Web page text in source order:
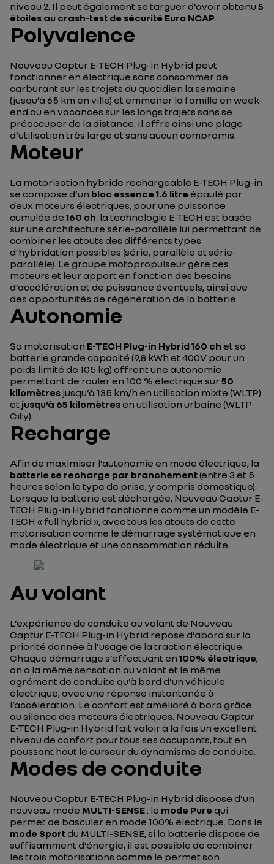
niveau 2. Il peut également se targuer d’avoir obtenu 5
étoiles au crash-test de sécurité Euro NCAP.
Polyvalence
Nouveau Captur E-TECH Plug-in Hybrid peut
fonctionner en électrique sans consommer de
carburant sur les trajets du quotidien la semaine
(jusqu’à 65 km en ville) et emmener la famille en week-
end ou en vacances sur les longs trajets sans se
préoccuper de la distance. Il offre ainsi une plage
d’utilisation très large et sans aucun compromis.
Moteur
La motorisation hybride rechargeable E-TECH Plug-in
se compose d’un bloc essence 1.6 litre épaulé par
deux moteurs électriques, pour une puissance
cumulée de 160 ch. la technologie E-TECH est basée
sur une architecture série-parallèle lui permettant de
combiner les atouts des différents types
d’hybridation possibles (série, parallèle et série-
parallèle). Le groupe motopropulseur gère ces
moteurs et leur apport en fonction des besoins
d’accélération et de puissance éventuels, ainsi que
des opportunités de régénération de la batterie.
Autonomie
Sa motorisation E-TECH Plug-in Hybrid 160 ch et sa
batterie grande capacité (9,8 kWh et 400V pour un
poids limité de 105 kg) offrent une autonomie
permettant de rouler en 100 % électrique sur50
kilomètres jusqu’à 135 km/h en utilisation mixte (WLTP)
et jusqu’à 65 kilomètresen utilisation urbaine (WLTP
City).
Recharge
Afin de maximiser l’autonomie en mode électrique, la
batterie se recharge par branchement(entre 3 et 5
heures selon le type de prise, y compris domestique).
Lorsque la batterie est déchargée, Nouveau Captur E-
TECH Plug-in Hybrid fonctionne comme un modèle E-
TECH « full hybrid », avec tous les atouts de cette
motorisation comme le démarrage systématique en
mode électrique et une consommation réduite.
Au volant
L’expérience de conduite au volant de Nouveau
Captur E-TECH Plug-in Hybrid repose d’abord sur la
priorité donnée à l’usage de la traction électrique.
Chaque démarrage s’effectuant en 100% électrique,
on a la même sensation au volant et le même
agrément de conduite qu’à bord d’un véhicule
électrique, avec une réponse instantanée à
l’accélération. Le confort est amélioré à bord grâce
au silence des moteurs électriques. Nouveau Captur
E-TECH Plug-in Hybrid fait valoir à la fois un excellent
niveau de confort pour tous ses occupants, tout en
poussant haut le curseur du dynamisme de conduite.
Modes de conduite
Nouveau Captur E-TECH Plug-in Hybrid dispose d’un
nouveau mode MULTI-SENSE: le mode Pure qui
permet de basculer en mode 100% électrique. Dans le
mode Sportdu MULTI-SENSE, si la batterie dispose de
suffisamment d’énergie, il est possible de combiner
les trois motorisations comme le permet son